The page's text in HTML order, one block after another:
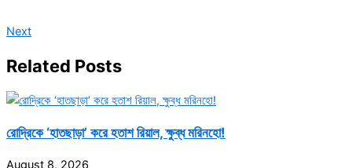
Next
Related Posts
রোদ্রিকে ‘হাতছাড়া’ করে হতাশ রিয়াল, ক্ষুব্ধ মরিনহো!
August 8, 2026